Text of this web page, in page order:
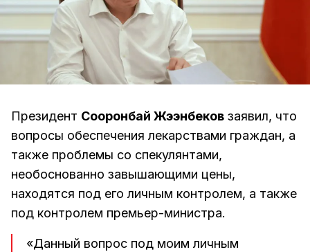
Президент Сооронбай Жээнбеков заявил, что
вопросы обеспечения лекарствами граждан, а
также проблемы со спекулянтами,
необоснованно завышающими цены,
находятся под его личным контролем, а также
под контролем премьер-министра.
«Данный вопрос под моим личным